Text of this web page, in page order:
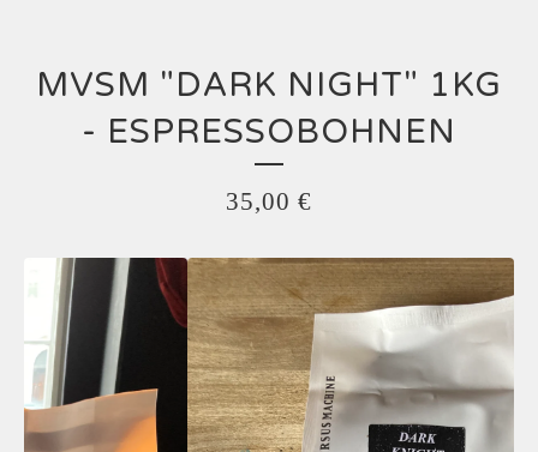
MVSM "DARK NIGHT" 1KG
- ESPRESSOBOHNEN
35,00 €